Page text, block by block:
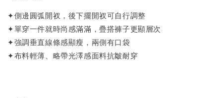
✦側邊圓弧開衩，後下擺開衩可自行調整
✦單穿一件就時尚感滿滿，疊搭褲子更顯層次
✦強調垂直線條感顯瘦，兩側有口袋
✦布料輕薄、略帶光澤感面料抗皺耐穿